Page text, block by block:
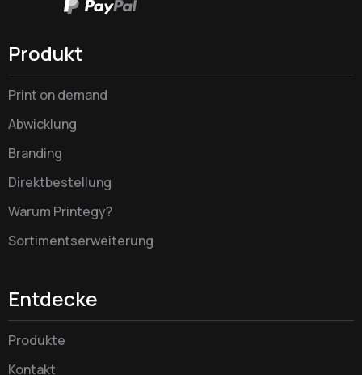
Produkt
Print on demand
Abwicklung
Branding
Direktbestellung
Warum Printegy?
Sortimentserweiterung
Entdecke
Produkte
Kontakt